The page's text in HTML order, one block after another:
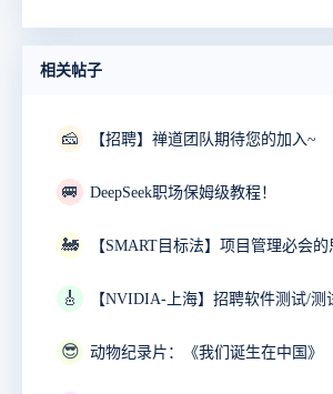
相关帖子
🧀 【招聘】禅道团队期待您的加入~
🚐 DeepSeek职场保姆级教程！
🚂 【SMART目标法】项目管理必会
🎸 【NVIDIA-上海】招聘软件测试/测
😎 动物纪录片：《我们诞生在中国》